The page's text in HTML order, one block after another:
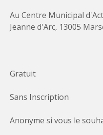
Au Centre Municipal
Jeanne d'Arc, 13005
Gratuit
Sans Inscription
Anonyme si vous le